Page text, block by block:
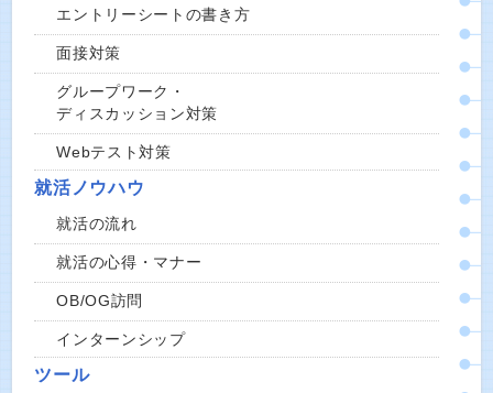
エントリーシートの書き方
面接対策
グループワーク・
ディスカッション対策
Webテスト対策
就活ノウハウ
就活の流れ
就活の心得・マナー
OB/OG訪問
インターンシップ
ツール